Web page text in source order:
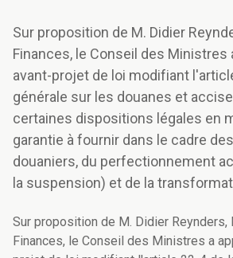
Sur proposition de M. Didier
Finances, le Conseil des Ministres
avant-projet de loi modifiant
générale sur les douanes et
certaines dispositions légales en
garantie à fournir dans le cadre
douaniers, du perfectionnement
la suspension) et de la
Sur proposition de M. Didier
Finances, le Conseil des Ministres a